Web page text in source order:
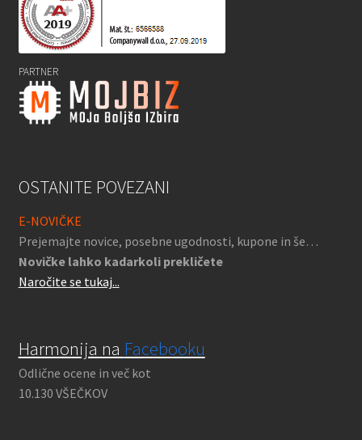
PARTNER
OSTANITE POVEZANI
E-NOVIČKE
Prejemajte novice, posebne ugodnosti, kupone in še…
Novičke lahko kadarkoli prekličete
Naročite se tukaj...
Harmonija na Facebooku
Odlične ocene in več kot
10.130 VŠEČKOV